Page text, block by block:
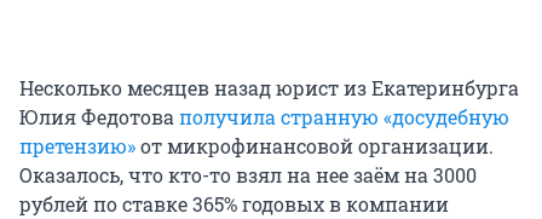
Несколько месяцев назад юрист из Екатеринбурга
Юлия Федотоваполучила странную «досудебную
претензию»от микрофинансовой организации.
Оказалось, что кто-то взял на нее заём на 3000
рублей по ставке 365% годовых в компании